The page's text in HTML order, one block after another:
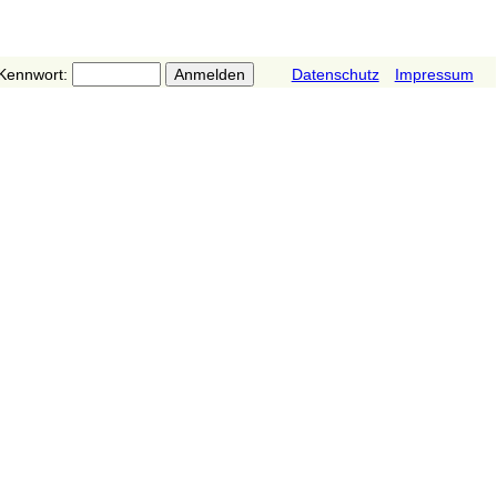
Datenschutz Impressum